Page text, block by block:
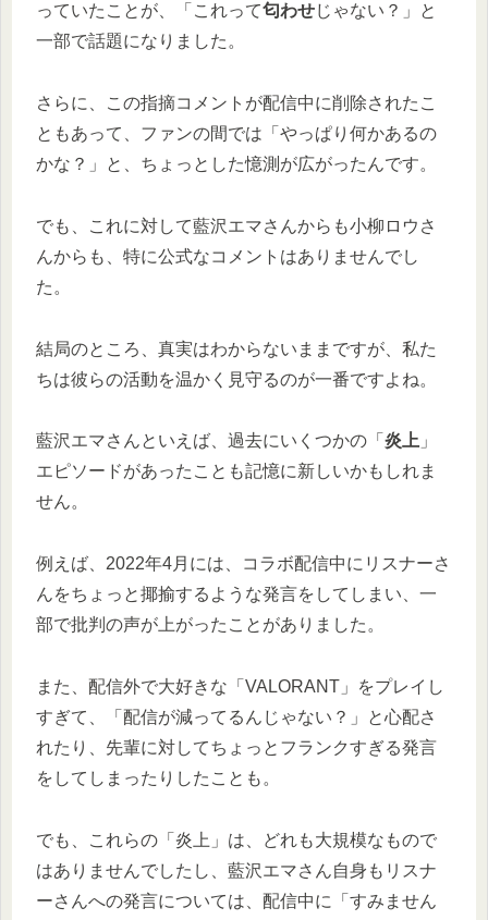
っていたことが、「これって匂わせじゃない？」と
一部で話題になりました。
さらに、この指摘コメントが配信中に削除されたこ
ともあって、ファンの間では「やっぱり何かあるの
かな？」と、ちょっとした憶測が広がったんです。
でも、これに対して藍沢エマさんからも小柳ロウさ
んからも、特に公式なコメントはありませんでし
た。
結局のところ、真実はわからないままですが、私た
ちは彼らの活動を温かく見守るのが一番ですよね。
藍沢エマさんといえば、過去にいくつかの「 炎上 」
エピソードがあったことも記憶に新しいかもしれま
せん。
例えば、2022年4月には、コラボ配信中にリスナーさ
んをちょっと揶揄するような発言をしてしまい、一
部で批判の声が上がったことがありました。
また、配信外で大好きな「VALORANT」をプレイし
すぎて、「配信が減ってるんじゃない？」と心配さ
れたり、先輩に対してちょっとフランクすぎる発言
をしてしまったりしたことも。
でも、これらの「炎上」は、どれも大規模なもので
はありませんでしたし、藍沢エマさん自身もリスナ
ーさんへの発言については、配信中に「すみません